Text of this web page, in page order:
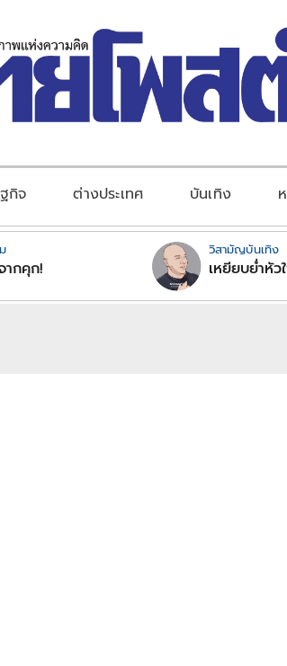
กิจ ต่างประเทศ บันเทิง
ากคุก!
วิสามัญบันเทิง
เหยียบย่ำหัว